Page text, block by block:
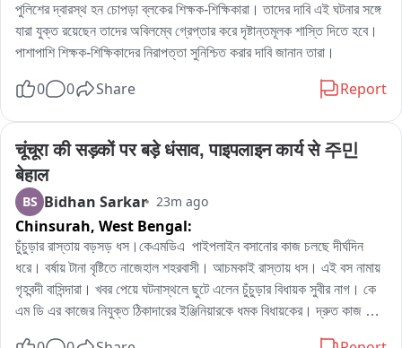
পুলিশের দ্বারস্থ হন চোপড়া ব্লকের শিক্ষক-শিক্ষিকারা। তাদের দাবি এই ঘটনার সঙ্গে
যারা যুক্ত রয়েছেন তাদের অবিলম্বে গ্রেপ্তার করে দৃষ্টান্তমূলক শাস্তি দিতে হবে।
পাশাপাশি শিক্ষক-শিক্ষিকাদের নিরাপত্তা সুনিশ্চিত করার দাবি জানান তারা।
0 0 Share Report
चूंचूरा की सड़कों पर बड़े धंसाव, पाइपलाइन कार्य से 주민
बेहाल
BS Bidhan Sarkar 23m ago
Chinsurah, West Bengal:
চুঁচুড়ার রাস্তায় বড়সড় ধস।কেএমডিএ  পাইপলাইন বসানোর কাজ চলছে দীর্ঘদিন
ধরে। বর্ষায় টানা বৃষ্টিতে নাজেহাল শহরবাসী। আচমকাই রাস্তায় ধস। এই বস নামায়
গৃহবন্দী বাসিন্দারা। খবর পেয়ে ঘটনাস্থলে ছুটে এলেন চুঁচুড়ার বিধায়ক সুবীর নাগ। কে
এম ডি এর কাজের নিযুক্ত ঠিকাদারের ইঞ্জিনিয়ারকে ধমক বিধায়কের। দ্রুত কাজ শেষ